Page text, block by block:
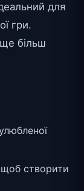
для
гри.
більш
створити